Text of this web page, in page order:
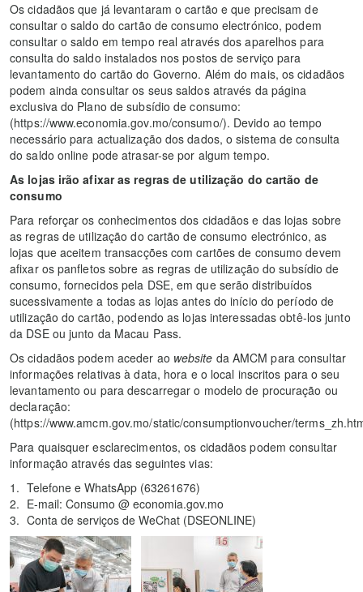
Os cidadãos que já levantaram o cartão e que precisam de
consultar o saldo do cartão de consumo electrónico, podem
consultar o saldo em tempo real através dos aparelhos para
consulta do saldo instalados nos postos de serviço para
levantamento do cartão do Governo. Além do mais, os cidadãos
podem ainda consultar os seus saldos através da página
exclusiva do Plano de subsídio de consumo:
(https://www.economia.gov.mo/consumo/). Devido ao tempo
necessário para actualização dos dados, o sistema de consulta
do saldo online pode atrasar-se por algum tempo.
As lojas irão afixar as regras de utilização do cartão de
consumo
Para reforçar os conhecimentos dos cidadãos e das lojas sobre
as regras de utilização do cartão de consumo electrónico, as
lojas que aceitem transacções com cartões de consumo devem
afixar os panfletos sobre as regras de utilização do subsídio de
consumo, fornecidos pela DSE, em que serão distribuídos
sucessivamente a todas as lojas antes do início do período de
utilização do cartão, podendo as lojas interessadas obtê-los junto
da DSE ou junto da Macau Pass.
Os cidadãos podem aceder ao website da AMCM para consultar
informações relativas à data, hora e o local inscritos para o seu
levantamento ou para descarregar o modelo de procuração ou
declaração:
(https://www.amcm.gov.mo/static/consumptionvoucher/
Para quaisquer esclarecimentos, os cidadãos podem consultar
informação através das seguintes vias:
Telefone e WhatsApp (63261676)
E-mail: Consumo @ economia.gov.mo
Conta de serviços de WeChat (DSEONLINE)